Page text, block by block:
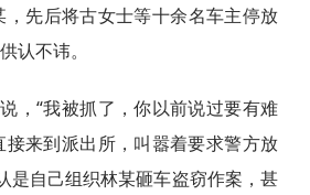
先后将古女士等十余名车主停放
认不讳。
，“我被抓了，你以前说过要有难
来到派出所，叫嚣着要求警方放
是自己组织林某砸车盗窃作案，甚